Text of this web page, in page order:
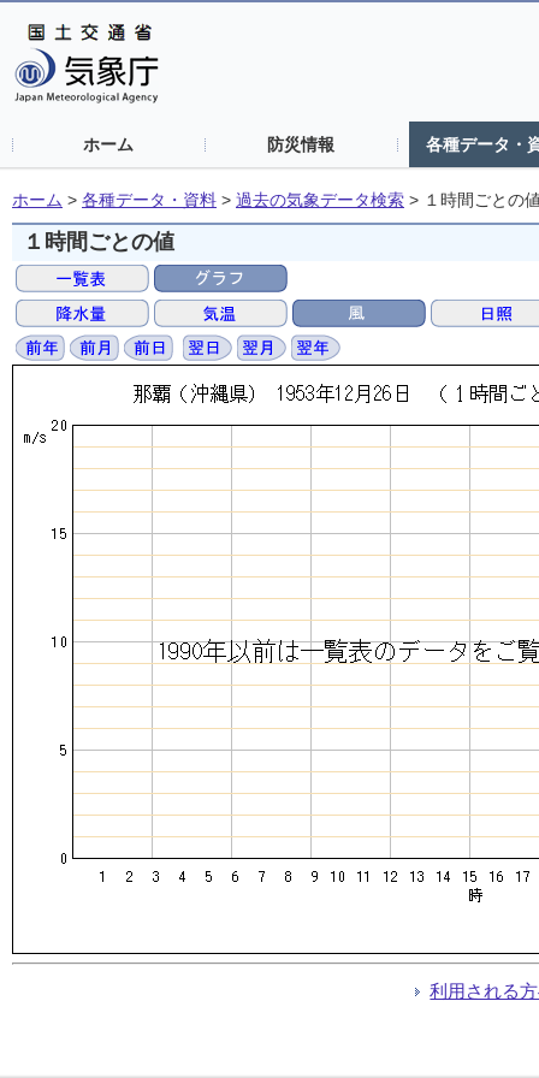
ホーム 防災情報 各種データ・
ホーム > 各種データ・資料 > 過去の気象データ検索 > １時間ごとの
１時間ごとの値
利用される